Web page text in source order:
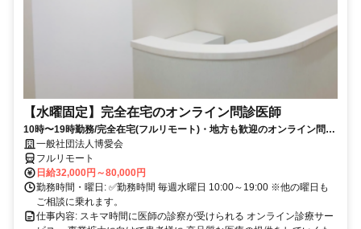
【水曜固定】完全在宅のオンライン問診医師
10時〜19時勤務/完全在宅(フルリモート)・地方も歓迎のオンライン問診
業務一般社団法人博愛会
フルリモート
日給32,000円～80,000円
勤務時間・曜日: ✅勤務時間 毎週水曜日 10:00～19:00 ※他の曜日も
ご相談に乗れます。
仕事内容: スキマ時間に医師の診察が受けられる オンライン診療サー